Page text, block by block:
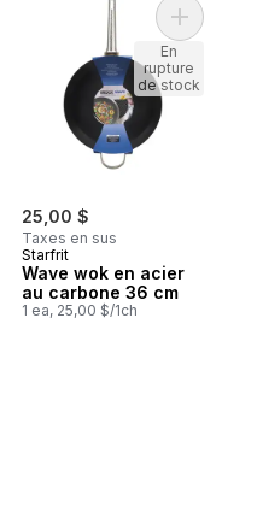
en fonte de 30 cm avec
25,00 $
Taxes en sus
Starfrit
Wave wok en acier
au carbone 36 cm
1 ea, 25,00 $/1ch
Ajouter
En
rupture
de stock
Essentials Wok en